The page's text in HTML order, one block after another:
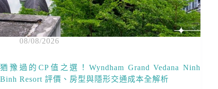
08/08/2026
猶豫過的CP值之選！Wyndham Grand Vedana Ninh
Binh Resort 評價、房型與隱形交通成本全解析